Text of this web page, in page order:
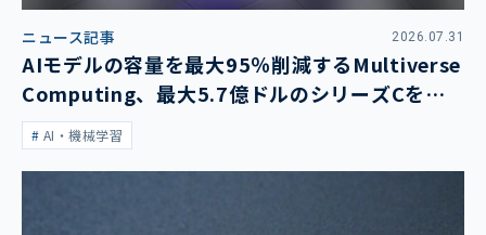
ニュース記事 2026.07.31
AIモデルの容量を最大95％削減するMultiverse
Computing、最大5.7億ドルのシリーズCを発
表AI・機械学習